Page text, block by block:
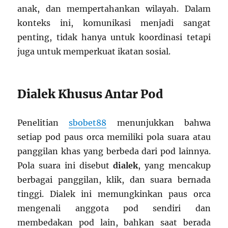
anak, dan mempertahankan wilayah. Dalam
konteks ini, komunikasi menjadi sangat
penting, tidak hanya untuk koordinasi tetapi
juga untuk memperkuat ikatan sosial.
Dialek Khusus Antar Pod
Penelitiansbobet88 menunjukkan bahwa
setiap pod paus orca memiliki pola suara atau
panggilan khas yang berbeda dari pod lainnya.
Pola suara ini disebutdialek, yang mencakup
berbagai panggilan, klik, dan suara bernada
tinggi. Dialek ini memungkinkan paus orca
mengenali anggota pod sendiri dan
membedakan pod lain, bahkan saat berada